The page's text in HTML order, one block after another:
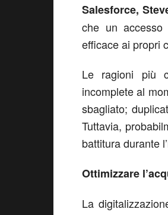
Salesforce,
che un accesso
efficace ai propri
Le ragioni più
incomplete al
sbagliato;
Tuttavia,
battitura durante
Ottimizzare
La